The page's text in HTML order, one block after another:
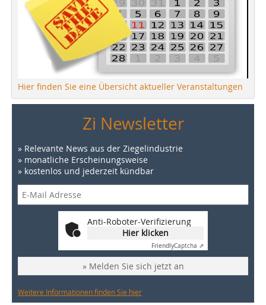
Hier finden Sie eine Übersicht aktueller Veranstaltungen
Zi Newsletter
» Relevante News aus der Ziegelindustrie
» monatliche Erscheinungsweise
» kostenlos und jederzeit kündbar
Anti-Roboter-Verifizierung
Hier klicken
FriendlyCaptcha ⇗
» Melden Sie sich jetzt an
Weitere Informationen finden Sie hier